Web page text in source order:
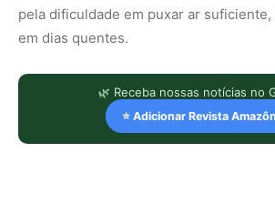
pela dificuldade em puxar ar
em dias quentes.
🌿 Receba nossas notícias no
⭐ Adicionar Revista